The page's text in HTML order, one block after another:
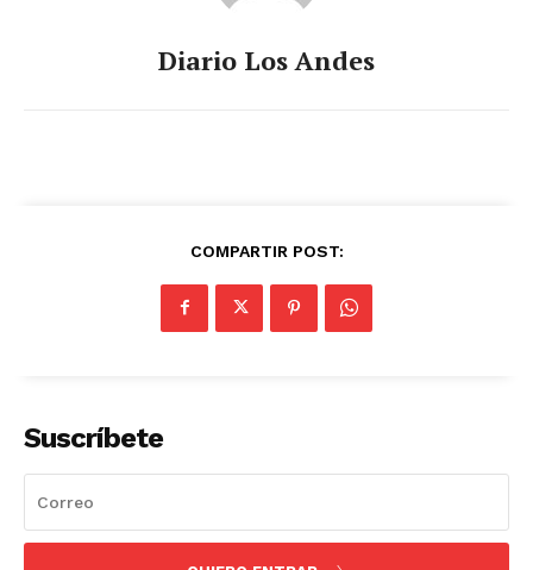
Diario Los Andes
COMPARTIR POST:
Suscríbete